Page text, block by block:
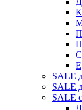
SALE
SALE
SALE